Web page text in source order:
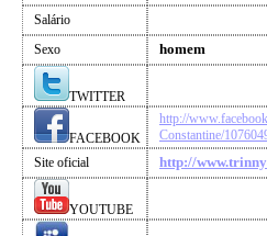
Salário
Sexo
homem
TWITTER
FACEBOOK
http://
Constantine/
Site oficial
http://
YOUTUBE